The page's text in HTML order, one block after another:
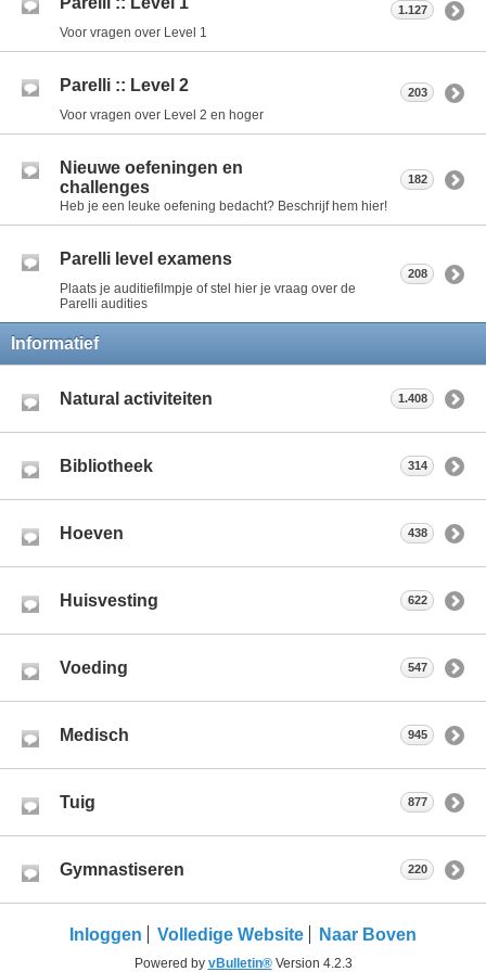
Voor vragen over Level 1
1.127
Parelli :: Level 2
Voor vragen over Level 2 en hoger
203
Nieuwe oefeningen en
challenges
Heb je een leuke oefening bedacht? Beschrijf hem hier!
182
Parelli level examens
Plaats je auditiefilmpje of stel hier je vraag over de
Parelli audities
208
Informatief
Natural activiteiten 1.408
Bibliotheek 314
Hoeven 438
Huisvesting 622
Voeding 547
Medisch 945
Tuig 877
Gymnastiseren 220
Inloggen Volledige Website Naar Boven
Powered by vBulletin®Version 4.2.3